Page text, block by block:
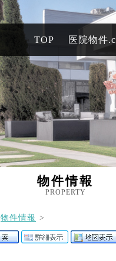
TOP 医院物件
物件情報
PROPERTY
物件情報